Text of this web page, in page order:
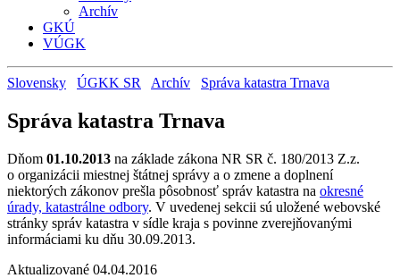
Archív
GKÚ
VÚGK
Slovensky ÚGKK SR Archív Správa katastra Trnava
Správa katastra Trnava
Dňom 01.10.2013 na základe zákona NR SR č. 180/2013 Z.z.
o organizácii miestnej štátnej správy a o zmene a doplnení
niektorých zákonov prešla pôsobnosť správ katastra na okresné
úrady, katastrálne odbory. V uvedenej sekcii sú uložené webovské
stránky správ katastra v sídle kraja s povinne zverejňovanými
informáciami ku dňu 30.09.2013.
Aktualizované 04.04.2016